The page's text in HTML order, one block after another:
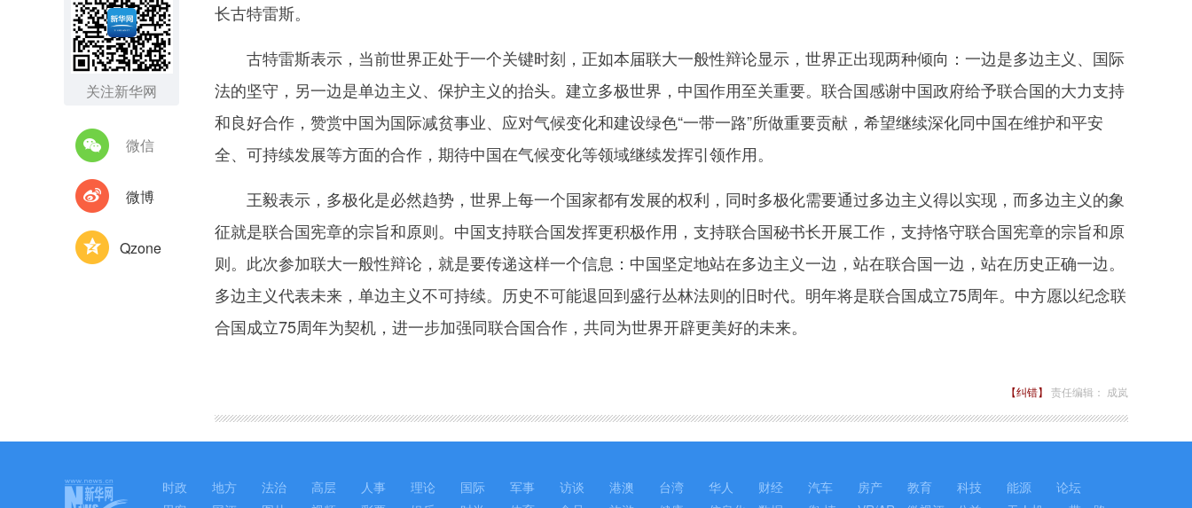
关注新华网
微信
微博
Qzone
长古特雷斯。
古特雷斯表示，当前世界正处于一个关键时刻，正如本届联大一般性辩论显示，世界正出现两种倾向：一边是多边主义、国际
法的坚守，另一边是单边主义、保护主义的抬头。建立多极世界，中国作用至关重要。联合国感谢中国政府给予联合国的大力支持
和良好合作，赞赏中国为国际减贫事业、应对气候变化和建设绿色“一带一路”所做重要贡献，希望继续深化同中国在维护和平安
全、可持续发展等方面的合作，期待中国在气候变化等领域继续发挥引领作用。
王毅表示，多极化是必然趋势，世界上每一个国家都有发展的权利，同时多极化需要通过多边主义得以实现，而多边主义的象
征就是联合国宪章的宗旨和原则。中国支持联合国发挥更积极作用，支持联合国秘书长开展工作，支持恪守联合国宪章的宗旨和原
则。此次参加联大一般性辩论，就是要传递这样一个信息：中国坚定地站在多边主义一边，站在联合国一边，站在历史正确一边。
多边主义代表未来，单边主义不可持续。历史不可能退回到盛行丛林法则的旧时代。明年将是联合国成立75周年。中方愿以纪念联
合国成立75周年为契机，进一步加强同联合国合作，共同为世界开辟更美好的未来。
【纠错】 责任编辑： 成岚
时政 地方 法治 高层 人事 理论 国际 军事 访谈 港澳 台湾 华人 财经 汽车 房产 教育 科技 能源
论坛